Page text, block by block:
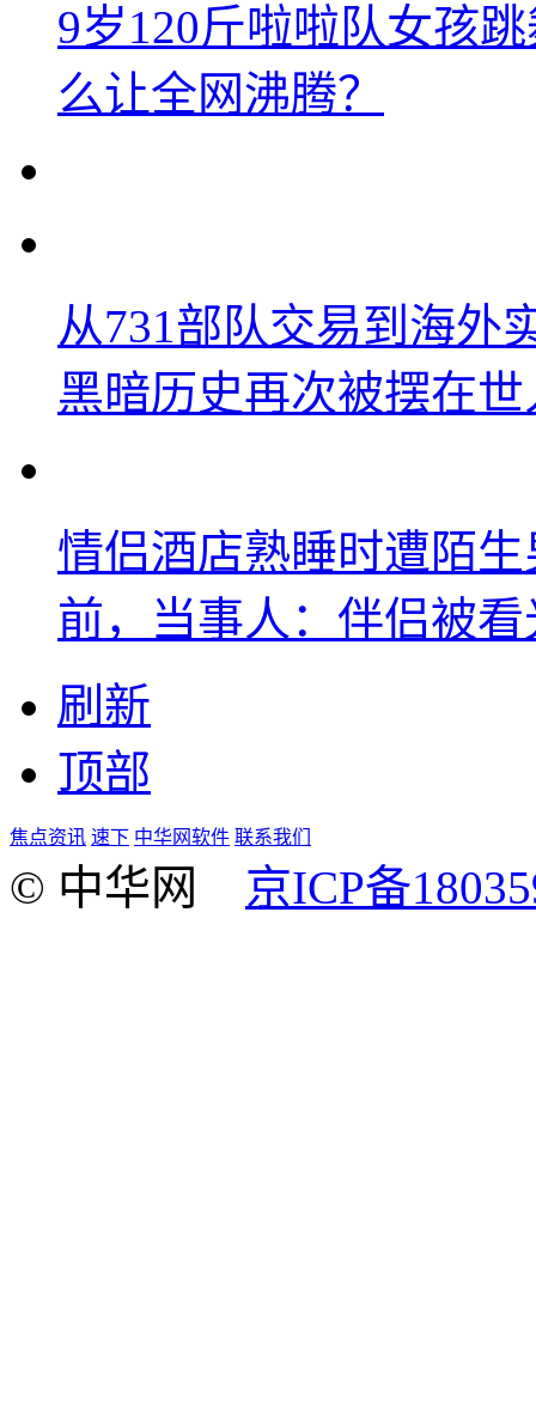
9岁120斤啦啦队女孩
么让全网沸腾？
从731部队交易到海外
黑暗历史再次被摆在
情侣酒店熟睡时遭陌
前，当事人：伴侣被看
刷新
顶部
焦点资讯 速下 中华网软件 联系我们
© 中华网 京ICP备